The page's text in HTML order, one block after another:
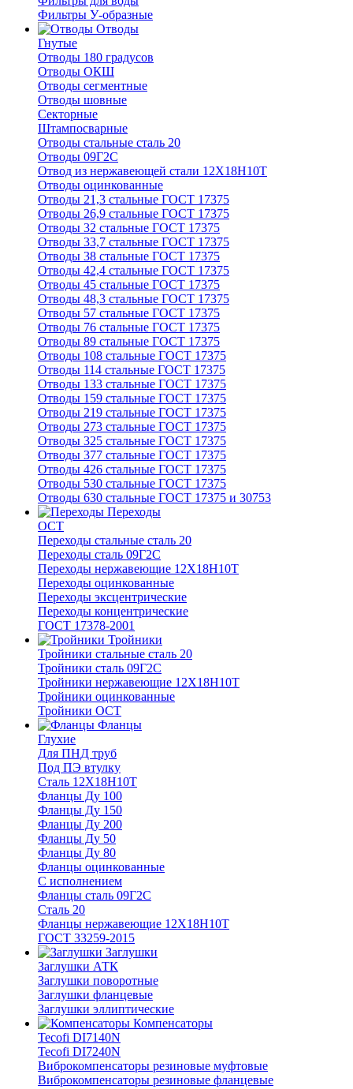
Фильтры У-образные
Отводы
Гнутые
Отводы 180 градусов
Отводы ОКШ
Отводы сегментные
Отводы шовные
Секторные
Штампосварные
Отводы стальные сталь 20
Отводы 09Г2С
Отвод из нержавеющей стали 12Х18Н10Т
Отводы оцинкованные
Отводы 21,3 стальные ГОСТ 17375
Отводы 26,9 стальные ГОСТ 17375
Отводы 32 стальные ГОСТ 17375
Отводы 33,7 стальные ГОСТ 17375
Отводы 38 стальные ГОСТ 17375
Отводы 42,4 стальные ГОСТ 17375
Отводы 45 стальные ГОСТ 17375
Отводы 48,3 стальные ГОСТ 17375
Отводы 57 стальные ГОСТ 17375
Отводы 76 стальные ГОСТ 17375
Отводы 89 стальные ГОСТ 17375
Отводы 108 стальные ГОСТ 17375
Отводы 114 стальные ГОСТ 17375
Отводы 133 стальные ГОСТ 17375
Отводы 159 стальные ГОСТ 17375
Отводы 219 стальные ГОСТ 17375
Отводы 273 стальные ГОСТ 17375
Отводы 325 стальные ГОСТ 17375
Отводы 377 стальные ГОСТ 17375
Отводы 426 стальные ГОСТ 17375
Отводы 530 стальные ГОСТ 17375
Отводы 630 стальные ГОСТ 17375 и 30753
Переходы
ОСТ
Переходы стальные сталь 20
Переходы сталь 09Г2С
Переходы нержавеющие 12Х18Н10Т
Переходы оцинкованные
Переходы эксцентрические
Переходы концентрические
ГОСТ 17378-2001
Тройники
Тройники стальные сталь 20
Тройники сталь 09Г2С
Тройники нержавеющие 12Х18Н10Т
Тройники оцинкованные
Тройники ОСТ
Фланцы
Глухие
Для ПНД труб
Под ПЭ втулку
Сталь 12Х18Н10Т
Фланцы Ду 100
Фланцы Ду 150
Фланцы Ду 200
Фланцы Ду 50
Фланцы Ду 80
Фланцы оцинкованные
С исполнением
Фланцы сталь 09Г2С
Сталь 20
Фланцы нержавеющие 12Х18Н10Т
ГОСТ 33259-2015
Заглушки
Заглушки АТК
Заглушки поворотные
Заглушки фланцевые
Заглушки эллиптические
Компенсаторы
Tecofi DI7140N
Tecofi DI7240N
Виброкомпенсаторы резиновые муфтовые
Виброкомпенсаторы резиновые фланцевые